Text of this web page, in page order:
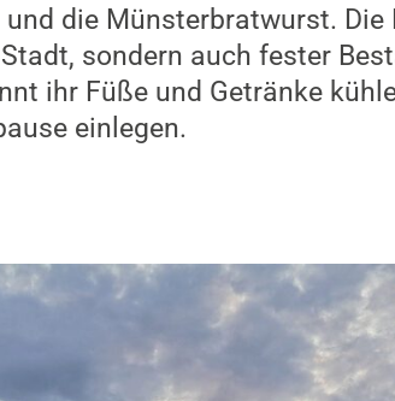
die Münsterbratwurst. Die
sondern auch fester
ihr Füße und Getränke
einlegen.